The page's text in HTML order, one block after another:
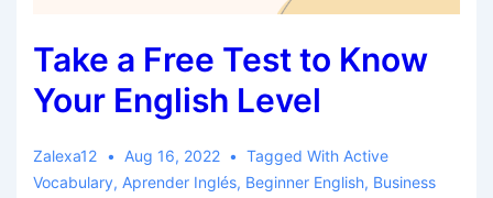
Take a Free Test to Know
Your English Level
Zalexa12 Aug 16, 2022 Tagged With Active
Vocabulary, Aprender Inglés, Beginner English, Business